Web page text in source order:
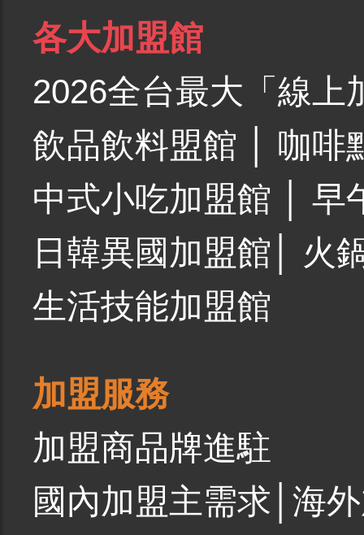
各大加盟館
2026全台最大「線上
飲品飲料盟館
咖啡
中式小吃加盟館
早
日韓異國加盟館
火
生活技能加盟館
加盟服務
加盟商品牌進駐
國內加盟主需求 海